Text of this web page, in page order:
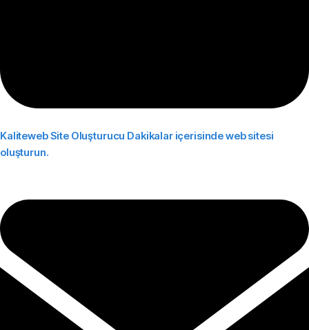
Kaliteweb Site Oluşturucu Dakikalar içerisinde web sitesi
oluşturun.